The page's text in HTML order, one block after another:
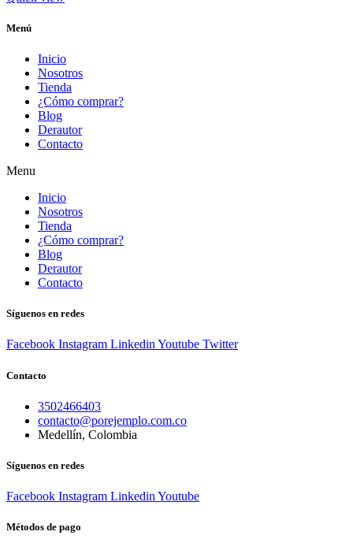
Menú
Inicio
Nosotros
Tienda
¿Cómo comprar?
Blog
Derautor
Contacto
Menu
Inicio
Nosotros
Tienda
¿Cómo comprar?
Blog
Derautor
Contacto
Síguenos en redes
Facebook Instagram LinkedinYoutube Twitter
Contacto
3502466403
contacto@porejemplo.com.co
Medellín, Colombia
Síguenos en redes
Facebook Instagram Linkedin Youtube
Métodos de pago